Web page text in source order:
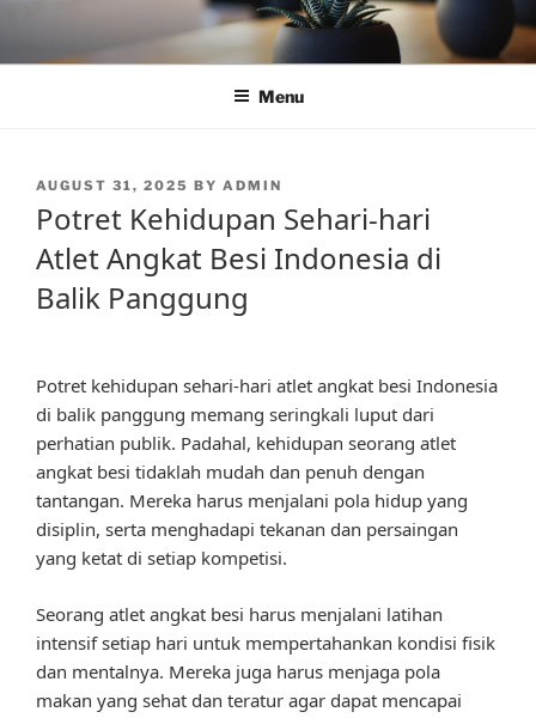
content
Menu
POSTED
AUGUST 31, 2025 BY ADMIN
Potret Kehidupan Sehari-hari
Atlet Angkat Besi Indonesia di
Balik Panggung
Potret kehidupan sehari-hari atlet angkat besi Indonesia
di balik panggung memang seringkali luput dari
perhatian publik. Padahal, kehidupan seorang atlet
angkat besi tidaklah mudah dan penuh dengan
tantangan. Mereka harus menjalani pola hidup yang
disiplin, serta menghadapi tekanan dan persaingan
yang ketat di setiap kompetisi.
Seorang atlet angkat besi harus menjalani latihan
intensif setiap hari untuk mempertahankan kondisi fisik
dan mentalnya. Mereka juga harus menjaga pola
makan yang sehat dan teratur agar dapat mencapai